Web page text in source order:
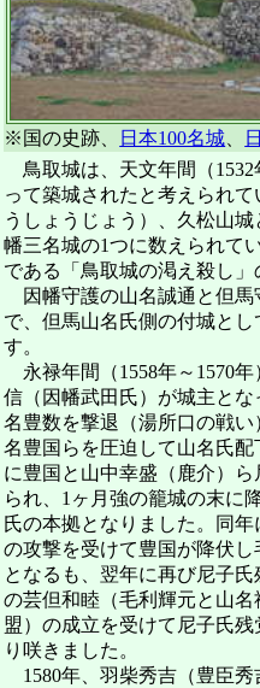
※国の史跡、 日本100名城
鳥取城は、天文年間（1532
って築城されたと考えられ
うしょうじょう）、久松山
幡三名城の1つに数えられて
である「鳥取城の渇え殺し」
因幡守護の山名誠通と但馬
で、但馬山名氏側の付城と
す。
永禄年間（1558年～1570
信（因幡武田氏）が城主と
名豊数を撃退（湯所口の戦
名豊国らを圧迫して山名氏
に豊国と山中幸盛（鹿介）
られ、1ヶ月強の籠城の末に
氏の本拠となりました。同年
の攻撃を受けて豊国が降伏
となるも、翌年に再び尼子
の芸但和睦（毛利輝元と山
盟）の成立を受けて尼子氏
り咲きました。
1580年、羽柴秀吉（豊臣秀